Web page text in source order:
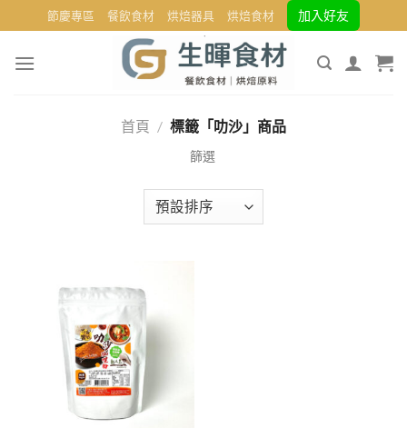
to
content
節慶專區 餐飲食材 烘焙器具 烘焙食材 加入好友
首頁 / 標籤「叻沙」商品